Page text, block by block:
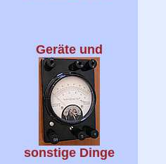
Geräte und
sonstige Dinge